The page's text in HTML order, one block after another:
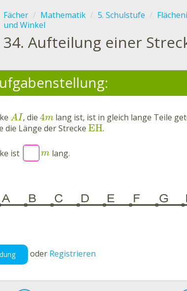
Fächer Mathematik 5. Schulstufe
und Winkel
34. Aufteilung einer
A I, die4m lang ist, ist in gleich lange Teile
die Länge der Strecke EH.
ist m lang.
oder Registrieren